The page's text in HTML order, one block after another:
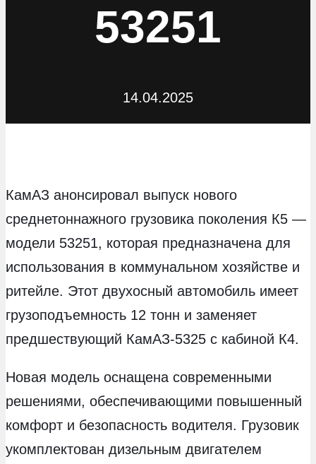
53251
14.04.2025
КамАЗ анонсировал выпуск нового
среднетоннажного грузовика поколения К5 —
модели 53251, которая предназначена для
использования в коммунальном хозяйстве и
ритейле. Этот двухосный автомобиль имеет
грузоподъемность 12 тонн и заменяет
предшествующий КамАЗ-5325 с кабиной К4.
Новая модель оснащена современными
решениями, обеспечивающими повышенный
комфорт и безопасность водителя. Грузовик
укомплектован дизельным двигателем